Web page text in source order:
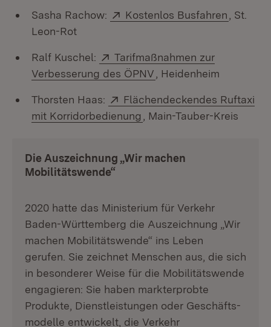
Sasha Rachow: Extern:
Kostenlos Busfahren (Öffnet
, St.
Leon-Rot
Ralf Kuschel: Extern:
Tarifmaßnahmen zur
Verbesserung des ÖPNV (Öffnet in neuem
, Heidenheim
Thorsten Haas: Extern:
Flächendeckendes Ruftaxi
mit Korridorbedienung (Öffnet in neuem Fenster)
, Main-Tauber-Kreis
Die Auszeichnung „Wir machen
Mobilitätswende“
2020 hatte das Ministerium für Verkehr
Baden-Württemberg die Auszeichnung „Wir
machen Mobilitätswende“ ins Leben
gerufen. Sie zeichnet Menschen aus, die sich
in besonderer Weise für die Mobilitätswende
enga­gieren: Sie haben markterprobte
Produkte, Dienstleistungen oder Geschäfts­
modelle entwickelt, die Verkehr